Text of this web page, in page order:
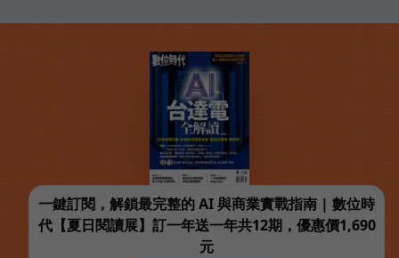
一鍵訂閱，解鎖最完整的 AI 與商業實戰指南 | 數位時
代【夏日閱讀展】訂一年送一年共12期，優惠價1,690
元